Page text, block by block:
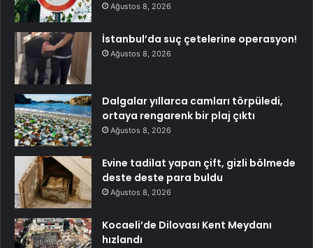
Ağustos 8, 2026
İstanbul’da suç çetelerine operasyon!
Ağustos 8, 2026
Dalgalar yıllarca camları törpüledi,
ortaya rengarenk bir plaj çıktı
Ağustos 8, 2026
Evine tadilat yapan çift, gizli bölmede
deste deste para buldu
Ağustos 8, 2026
Kocaeli’de Dilovası Kent Meydanı
hızlandı